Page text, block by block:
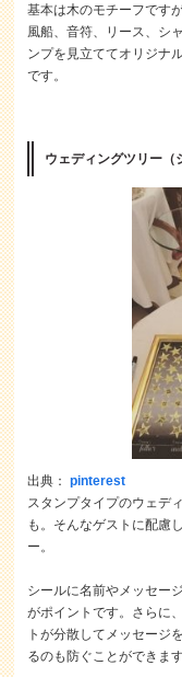
基本は木のモチーフです
風船、音符、リース、シ
ンプを見立ててオリジナ
です。
ウェディングツリー（
出典：pinterest
スタンプタイプのウェデ
も。そんなゲストに配慮
ー。
シールに名前やメッセー
がポイントです。さらに
トが分散してメッセージ
るのも防ぐことができます